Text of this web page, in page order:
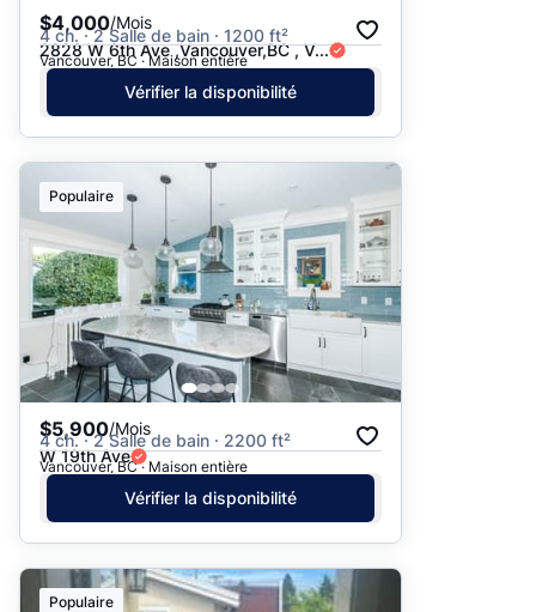
$4,000/Mois
4 ch. · 2 Salle de bain · 1200 ft²
2828 W 6th Ave ,Vancouver,BC , V...
Vancouver, BC · Maison entière
Vérifier la disponibilité
Populaire
$5,900/Mois
4 ch. · 2 Salle de bain · 2200 ft²
W 19th Ave
Vancouver, BC · Maison entière
Vérifier la disponibilité
Populaire